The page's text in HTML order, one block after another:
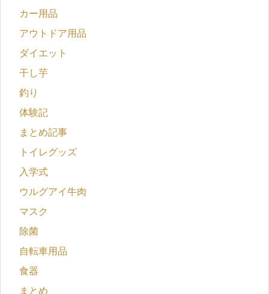
カー用品
アウトドア用品
ダイエット
干し芋
釣り
体験記
まとめ記事
トイレグッズ
入学式
ウルグアイ牛肉
マスク
除菌
自転車用品
食器
まとめ